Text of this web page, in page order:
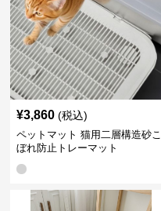
¥3,860 (税込)
ペットマット 猫用二層構造砂こ
ぼれ防止トレーマット